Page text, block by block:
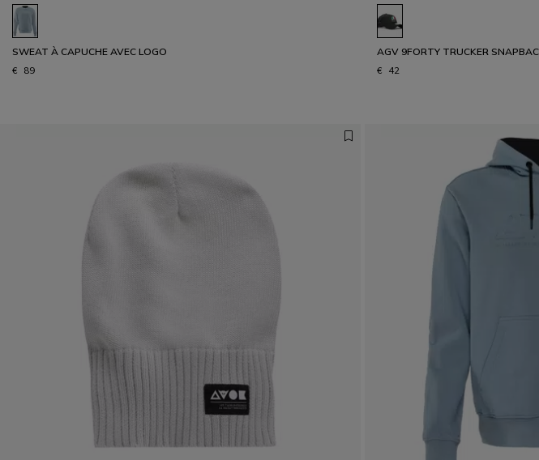
SWEAT À CAPUCHE AVEC LOGO
€ 89
AGV 9FORTY TRUCKER
€ 42